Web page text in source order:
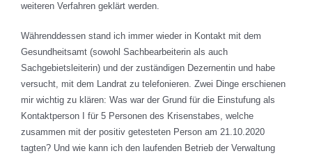
weiteren Verfahren geklärt werden.
Währenddessen stand ich immer wieder in Kontakt mit dem
Gesundheitsamt (sowohl Sachbearbeiterin als auch
Sachgebietsleiterin) und der zuständigen Dezernentin und habe
versucht, mit dem Landrat zu telefonieren. Zwei Dinge erschienen
mir wichtig zu klären: Was war der Grund für die Einstufung als
Kontaktperson I für 5 Personen des Krisenstabes, welche
zusammen mit der positiv getesteten Person am 21.10.2020
tagten? Und wie kann ich den laufenden Betrieb der Verwaltung